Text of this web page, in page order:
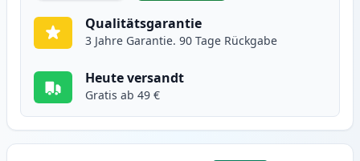
Qualitätsgarantie
3 Jahre Garantie. 90 Tage Rückgabe
Heute versandt
Gratis ab 49 €